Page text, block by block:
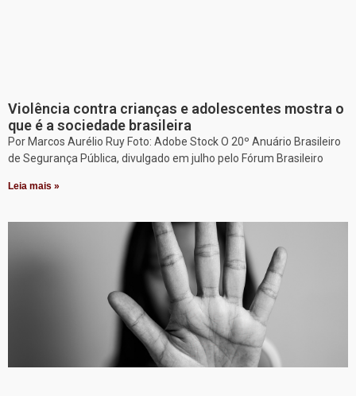
Violência contra crianças e adolescentes mostra o
que é a sociedade brasileira
Por Marcos Aurélio Ruy Foto: Adobe Stock O 20º Anuário Brasileiro
de Segurança Pública, divulgado em julho pelo Fórum Brasileiro
Leia mais »